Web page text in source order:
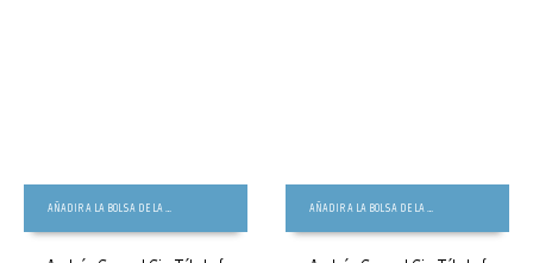
AÑADIR A LA BOLSA DE LA COMPRA AÑADIR A LA BOLSA DE LA COMPRA